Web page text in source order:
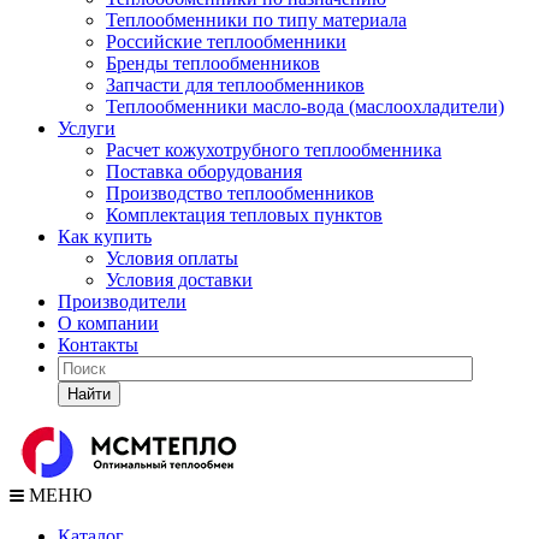
Теплообменники по типу материала
Российские теплообменники
Бренды теплообменников
Запчасти для теплообменников
Теплообменники масло-вода (маслоохладители)
Услуги
Расчет кожухотрубного теплообменника
Поставка оборудования
Производство теплообменников
Комплектация тепловых пунктов
Как купить
Условия оплаты
Условия доставки
Производители
О компании
Контакты
Найти
МЕНЮ